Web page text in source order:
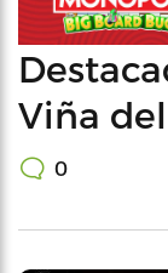
Viña
0